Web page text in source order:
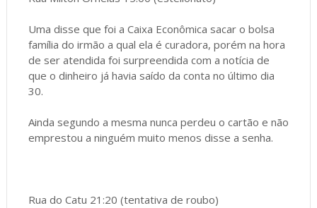
Uma disse que foi a Caixa Econômica sacar o bolsa
família do irmão a qual ela é curadora, porém na hora
de ser atendida foi surpreendida com a notícia de
que o dinheiro já havia saído da conta no último dia
30.
Ainda segundo a mesma nunca perdeu o cartão e não
emprestou a ninguém muito menos disse a senha.
Rua do Catu 21:20 (tentativa de roubo)